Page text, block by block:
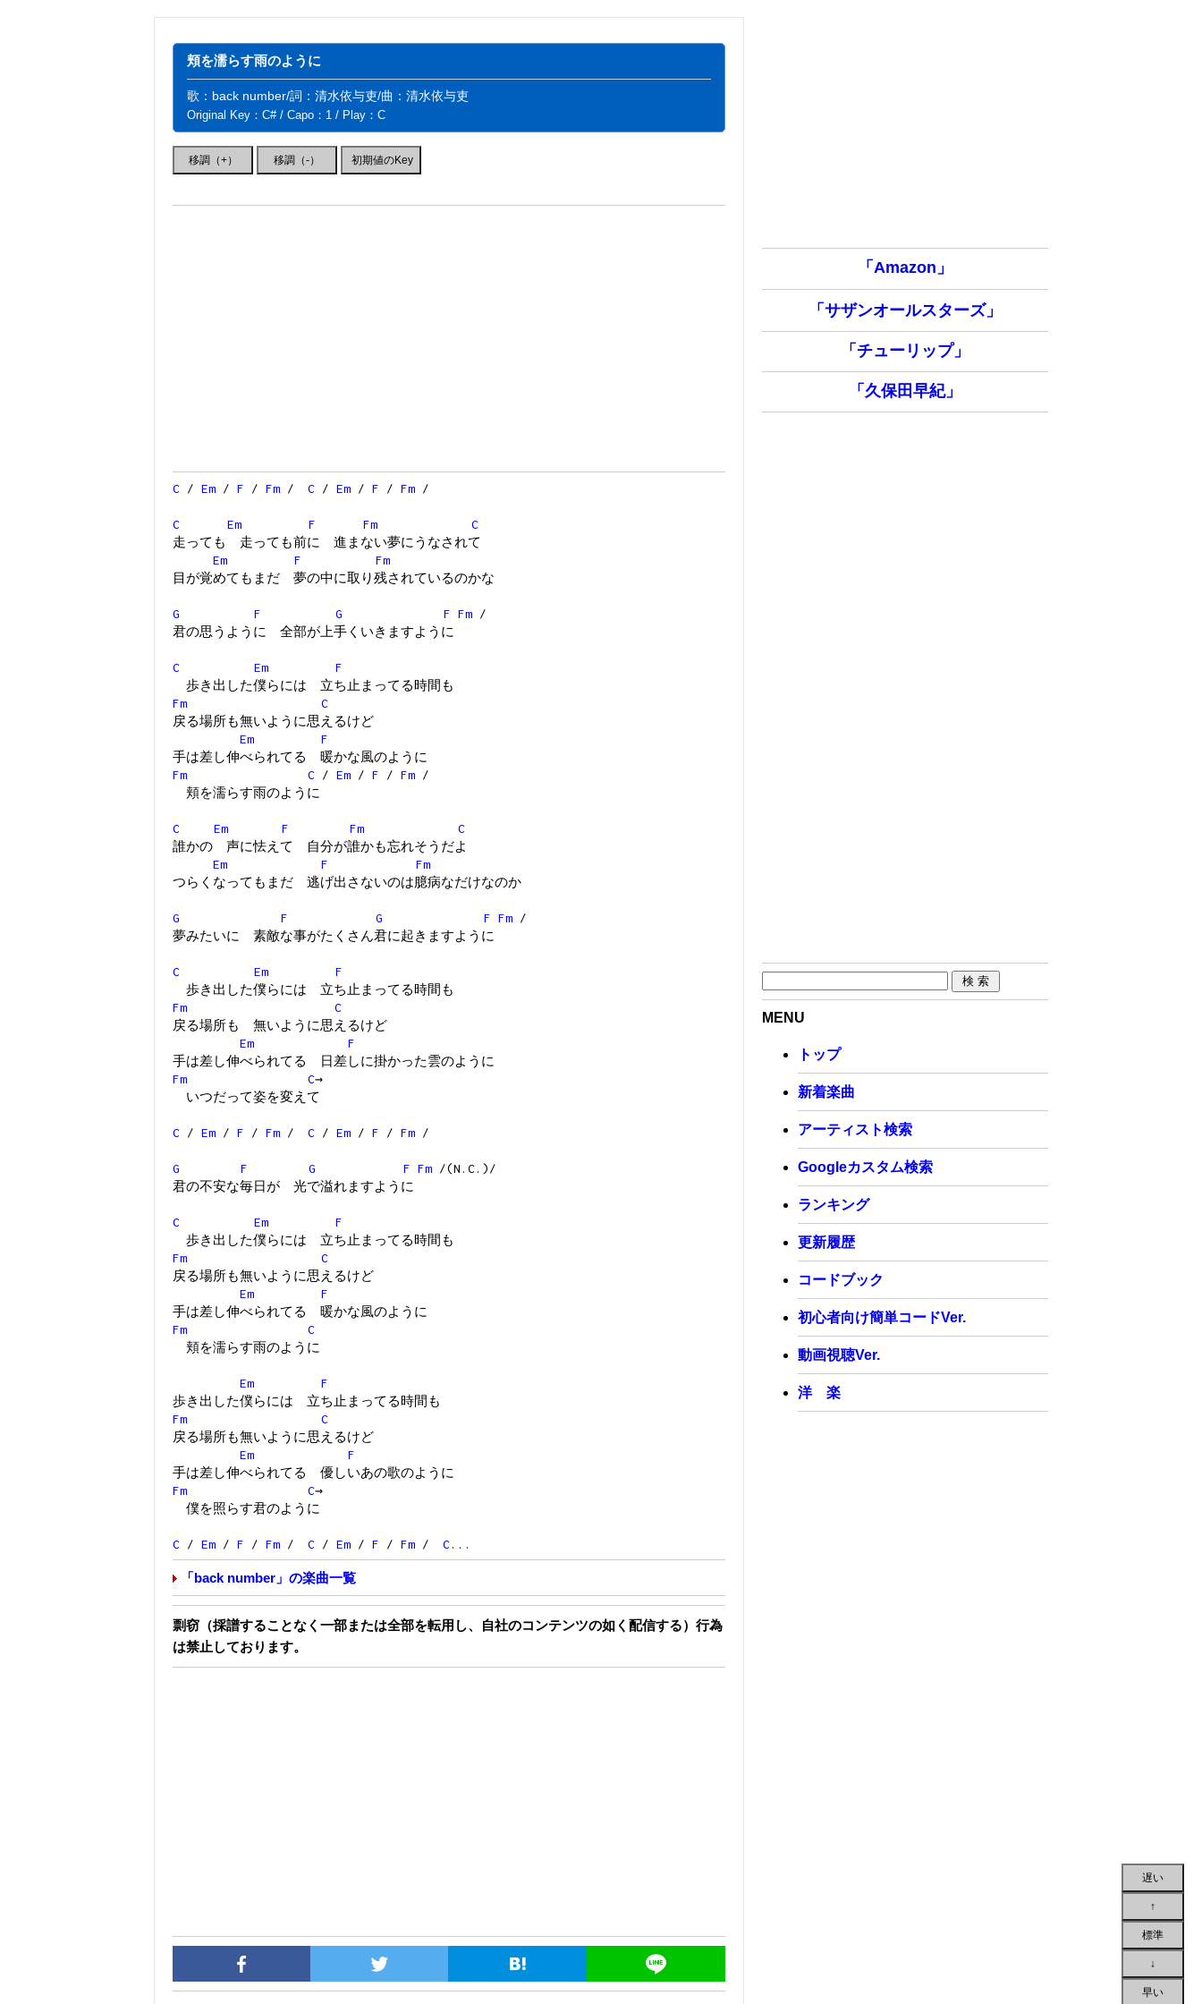
頬を濡らす雨のように
歌：back number/詞：清水依与吏/曲：清水依与吏
Original Key：C# / Capo：1 / Play：C
C / Em / F / Fm / C / Em / F / Fm /
C Em F Fm
C
走っても 走っても前に 進まない夢にうなされて
Em
F
Fm
目が覚めてもまだ 夢の中に取り残されているのかな
G F G F Fm /
君の思うように 全部が上手くいきますように
C Em
F
歩き出した僕らには 立ち止まってる時間も
Fm
C
戻る場所も無いように思えるけど
Em
F
手は差し伸べられてる 暖かな風のように
Fm
C / Em / F / Fm /
頬を濡らす雨のように
C Em F Fm
C
誰かの 声に怯えて 自分が誰かも忘れそうだよ
Em
F
Fm
つらくなってもまだ 逃げ出さないのは臆病なだけなのか
G F G F Fm /
夢みたいに 素敵な事がたくさん君に起きますように
C Em
F
歩き出した僕らには 立ち止まってる時間も
Fm
C
戻る場所も 無いように思えるけど
Em
F
手は差し伸べられてる 日差しに掛かった雲のように
Fm
C→
いつだって姿を変えて
C / Em / F / Fm / C / Em / F / Fm /
G F G F Fm /(N.C.)/
君の不安な毎日が 光で溢れますように
C Em
F
歩き出した僕らには 立ち止まってる時間も
Fm
C
戻る場所も無いように思えるけど
Em
F
手は差し伸べられてる 暖かな風のように
Fm
C
頬を濡らす雨のように
Em
F
歩き出した僕らには 立ち止まってる時間も
Fm
C
戻る場所も無いように思えるけど
Em
F
手は差し伸べられてる 優しいあの歌のように
Fm
C→
僕を照らす君のように
C / Em / F / Fm / C / Em / F / Fm / C...
「back number」の楽曲一覧
剽窃（採譜することなく一部または全部を転用し、自社のコンテンツの如く配信する）行為
は禁止しております。
「Amazon」
「サザンオールスターズ」
「チューリップ」
「久保田早紀」
MENU
トップ
新着楽曲
アーティスト検索
Googleカスタム検索
ランキング
更新履歴
コードブック
初心者向け簡単コードVer.
動画視聴Ver.
洋 楽